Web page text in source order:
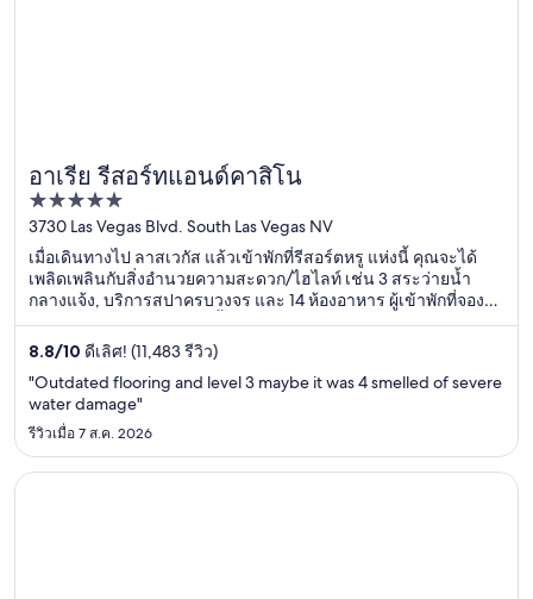
อาเรีย รีสอร์ทแอนด์คาสิโน
5
out
of
5
3730 Las Vegas Blvd. South Las Vegas NV
เมื่อเดินทางไป ลาสเวกัส แล้วเข้าพักที่รีสอร์ตหรู แห่งนี้ คุณจะได้
เพลิดเพลินกับสิ่งอำนวยความสะดวก/ไฮไลท์ เช่น 3 สระว่ายน้ำ
กลางแจ้ง, บริการสปาครบวงจร และ 14 ห้องอาหาร ผู้เข้าพักที่จอง
กับเรารีวิวว่าชอบสระว่ายน้ำและพนักงานเป็นพิเศษ ที่เที่ยวยอด
นิยมในบริเวณใกล้เคียง ได้แก่ คาสิโนที่อาเรีย และ คาสิโนคอสโม
โพลิแทน
8.8/10 ดีเลิศ! (11,483 รีวิว)
"Outdated flooring and level 3 maybe it was 4 smelled of severe
water damage"
รีวิวเมื่อ 7 ส.ค. 2026
เปิดในหน้าต่างใหม่
โรงแรมพาเลซ - โรงแรมในเครือลักเชอรี่คอลเลกชั่น - ซานฟร